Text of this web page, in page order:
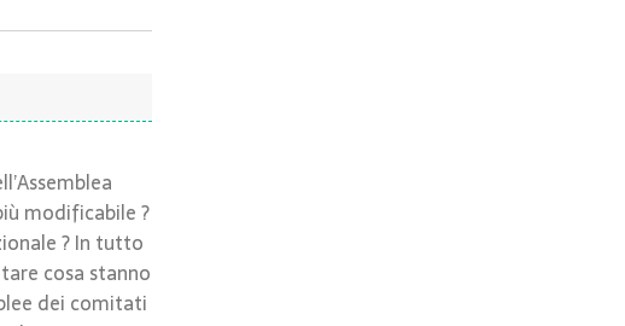
modificabile ?
? In tutto
cosa stanno
dei comitati